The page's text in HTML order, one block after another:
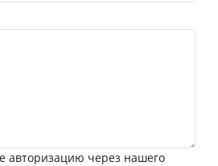
авторизацию через нашего